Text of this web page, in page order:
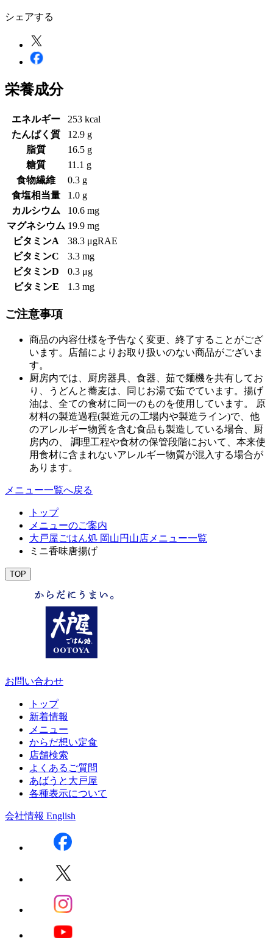
シェアする
栄養成分
エネルギー
253 kcal
たんぱく質
12.9 g
脂質
16.5 g
糖質
11.1 g
食物繊維
0.3 g
食塩相当量
1.0 g
カルシウム
10.6 mg
マグネシウム 19.9 mg
ビタミンA
38.3 μgRAE
ビタミンC
3.3 mg
ビタミンD
0.3 μg
ビタミンE
1.3 mg
ご注意事項
商品の内容仕様を予告なく変更、終了することがござ
います。店舗によりお取り扱いのない商品がございま
す。
厨房内では、厨房器具、食器、茹で麺機を共有してお
り、うどんと蕎麦は、同じお湯で茹でています。揚げ
油は、全ての食材に同一のものを使用しています。 原
材料の製造過程(製造元の工場内や製造ライン)で、他
のアレルギー物質を含む食品も製造している場合、厨
房内の、 調理工程や食材の保管段階において、本来使
用食材に含まれないアレルギー物質が混入する場合が
あります。
メニュー一覧へ戻る
トップ
メニューのご案内
大戸屋ごはん処 岡山円山店メニュー一覧
ミニ香味唐揚げ
TOP
お問い合わせ
トップ
新着情報
メニュー
からだ想い定食
店舗検索
よくあるご質問
あばうと大戸屋
各種表示について
会社情報 English